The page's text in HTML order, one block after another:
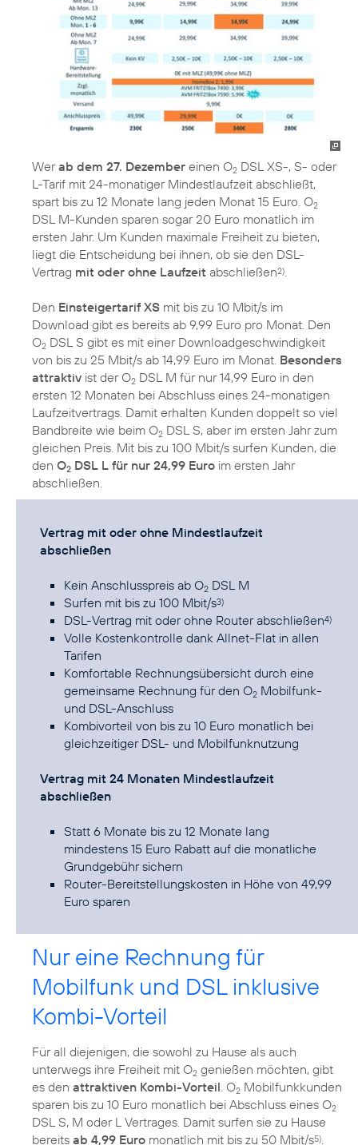
Werab dem 27. Dezember einen O2 DSL XS-, S- oder
L-Tarif mit 24-monatiger Mindestlaufzeit abschließt,
spart bis zu 12 Monate lang jeden Monat 15 Euro. O2
DSL M-Kunden sparen sogar 20 Euro monatlich im
ersten Jahr. Um Kunden maximale Freiheit zu bieten,
liegt die Entscheidung bei ihnen, ob sie den DSL-
Vertrag mit oder ohne Laufzeit abschließen2).
Den Einsteigertarif XS mit bis zu 10 Mbit/s im
Download gibt es bereits ab 9,99 Euro pro Monat. Den
O2 DSL S gibt es mit einer Downloadgeschwindigkeit
von bis zu 25 Mbit/s ab 14,99 Euro im Monat. Besonders
attraktiv ist der O2 DSL M für nur 14,99 Euro in den
ersten 12 Monaten bei Abschluss eines 24-monatigen
Laufzeitvertrags. Damit erhalten Kunden doppelt so viel
Bandbreite wie beim O2 DSL S, aber im ersten Jahr zum
gleichen Preis. Mit bis zu 100 Mbit/s surfen Kunden, die
den O2 DSL L für nur 24,99 Euro im ersten Jahr
abschließen.
Vertrag mit oder ohne Mindestlaufzeit
abschließen
Kein Anschlusspreis ab O2 DSL M
Surfen mit bis zu 100 Mbit/s3)
DSL-Vertrag mit oder ohne Router abschließen4)
Volle Kostenkontrolle dank Allnet-Flat in allen
Tarifen
Komfortable Rechnungsübersicht durch eine
gemeinsame Rechnung für den O2 Mobilfunk-
und DSL-Anschluss
Kombivorteil von bis zu 10 Euro monatlich bei
gleichzeitiger DSL- und Mobilfunknutzung
Vertrag mit 24 Monaten Mindestlaufzeit
abschließen
Statt 6 Monate bis zu 12 Monate lang
mindestens 15 Euro Rabatt auf die monatliche
Grundgebühr sichern
Router-Bereitstellungskosten in Höhe von 49,99
Euro sparen
Nur eine Rechnung für
Mobilfunk und DSL inklusive
Kombi-Vorteil
Für all diejenigen, die sowohl zu Hause als auch
unterwegs ihre Freiheit mit O2 genießen möchten, gibt
es den attraktiven Kombi-Vorteil. O2 Mobilfunkkunden
sparen bis zu 10 Euro monatlich bei Abschluss eines O2
DSL S, M oder L Vertrages. Damit surfen sie zu Hause
bereits ab 4,99 Euro monatlich mit bis zu 50 Mbit/s5).